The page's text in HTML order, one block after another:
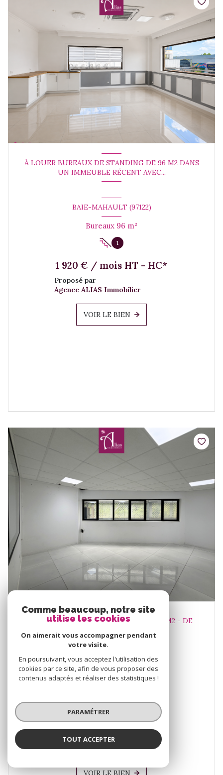
À LOUER BUREAUX DE STANDING DE 96 M2 DANS
UN IMMEUBLE RÉCENT AVEC...
BAIE-MAHAULT (97122)
Bureaux 96 m²
1
1 920 € / mois HT - HC*
Proposé par
Agence ALIAS Immobilier
VOIR LE BIEN
À LOUER - LOCAL PROFESSIONNEL 80M2 - DE
LES ABYMES (97139)
1
2 000 € / mois HT - HC*
Proposé par
Agence ALIAS Immobilier
VOIR LE BIEN
Comme beaucoup, notre site
utilise les cookies
On aimerait vous accompagner pendant
votre visite.
En poursuivant, vous acceptez l'utilisation des
cookies par ce site, afin de vous proposer des
contenus adaptés et réaliser des statistiques !
PARAMÉTRER
TOUT ACCEPTER